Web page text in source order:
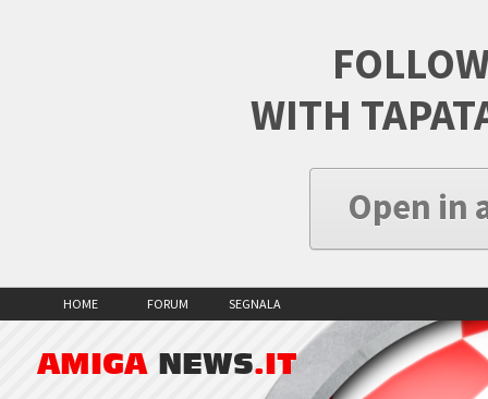
WITH
Open in
HOME FORUM SEGNALA
AMIGA NEWS.IT